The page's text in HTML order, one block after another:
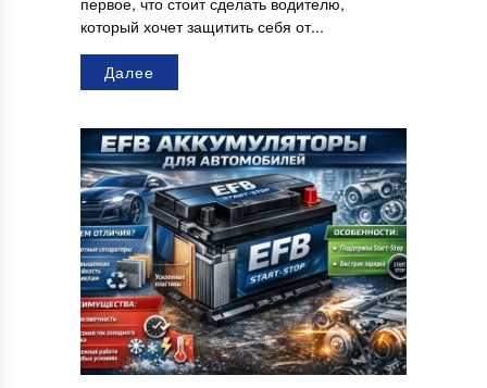
который хочет защитить себя от...
Далее